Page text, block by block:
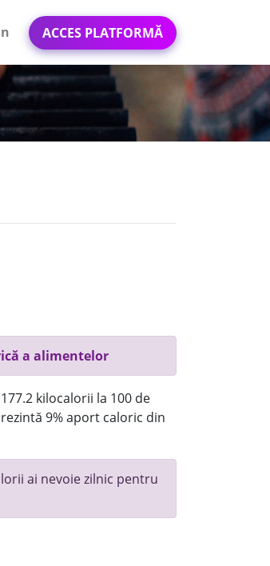
ACCES PLATFORMĂ
a alimentelor
kilocalorii la 100 de
9% aport caloric din
ai nevoie zilnic pentru